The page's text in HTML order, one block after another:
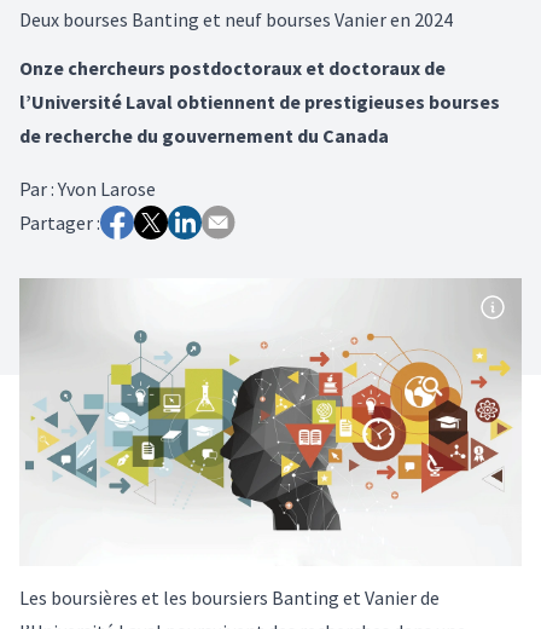
Deux bourses Banting et neuf bourses Vanier en 2024
Onze chercheurs postdoctoraux et doctoraux de
l’Université Laval obtiennent de prestigieuses bourses
de recherche du gouvernement du Canada
Par:Yvon Larose
Partager :
Les boursières et les boursiers Banting et Vanier de